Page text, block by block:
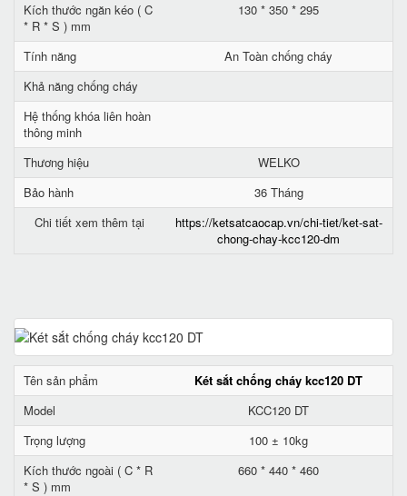
Kích thước ngăn kéo ( C
* R * S ) mm
130 * 350 * 295
Tính năng
An Toàn chống cháy
Khả năng chống cháy
Hệ thống khóa liên hoàn
thông minh
Thương hiệu
WELKO
Bảo hành
36 Tháng
Chi tiết xem thêm tại
https://ketsatcaocap.vn/chi-tiet/ket-sat-
chong-chay-kcc120-dm
Tên sản phẩm
Két sắt chống cháy kcc120 DT
Model
KCC120 DT
Trọng lượng
100 ± 10kg
Kích thước ngoài ( C * R
* S ) mm
660 * 440 * 460